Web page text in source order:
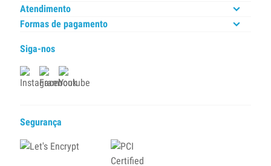
Atendimento
Formas de pagamento
Siga-nos
Segurança